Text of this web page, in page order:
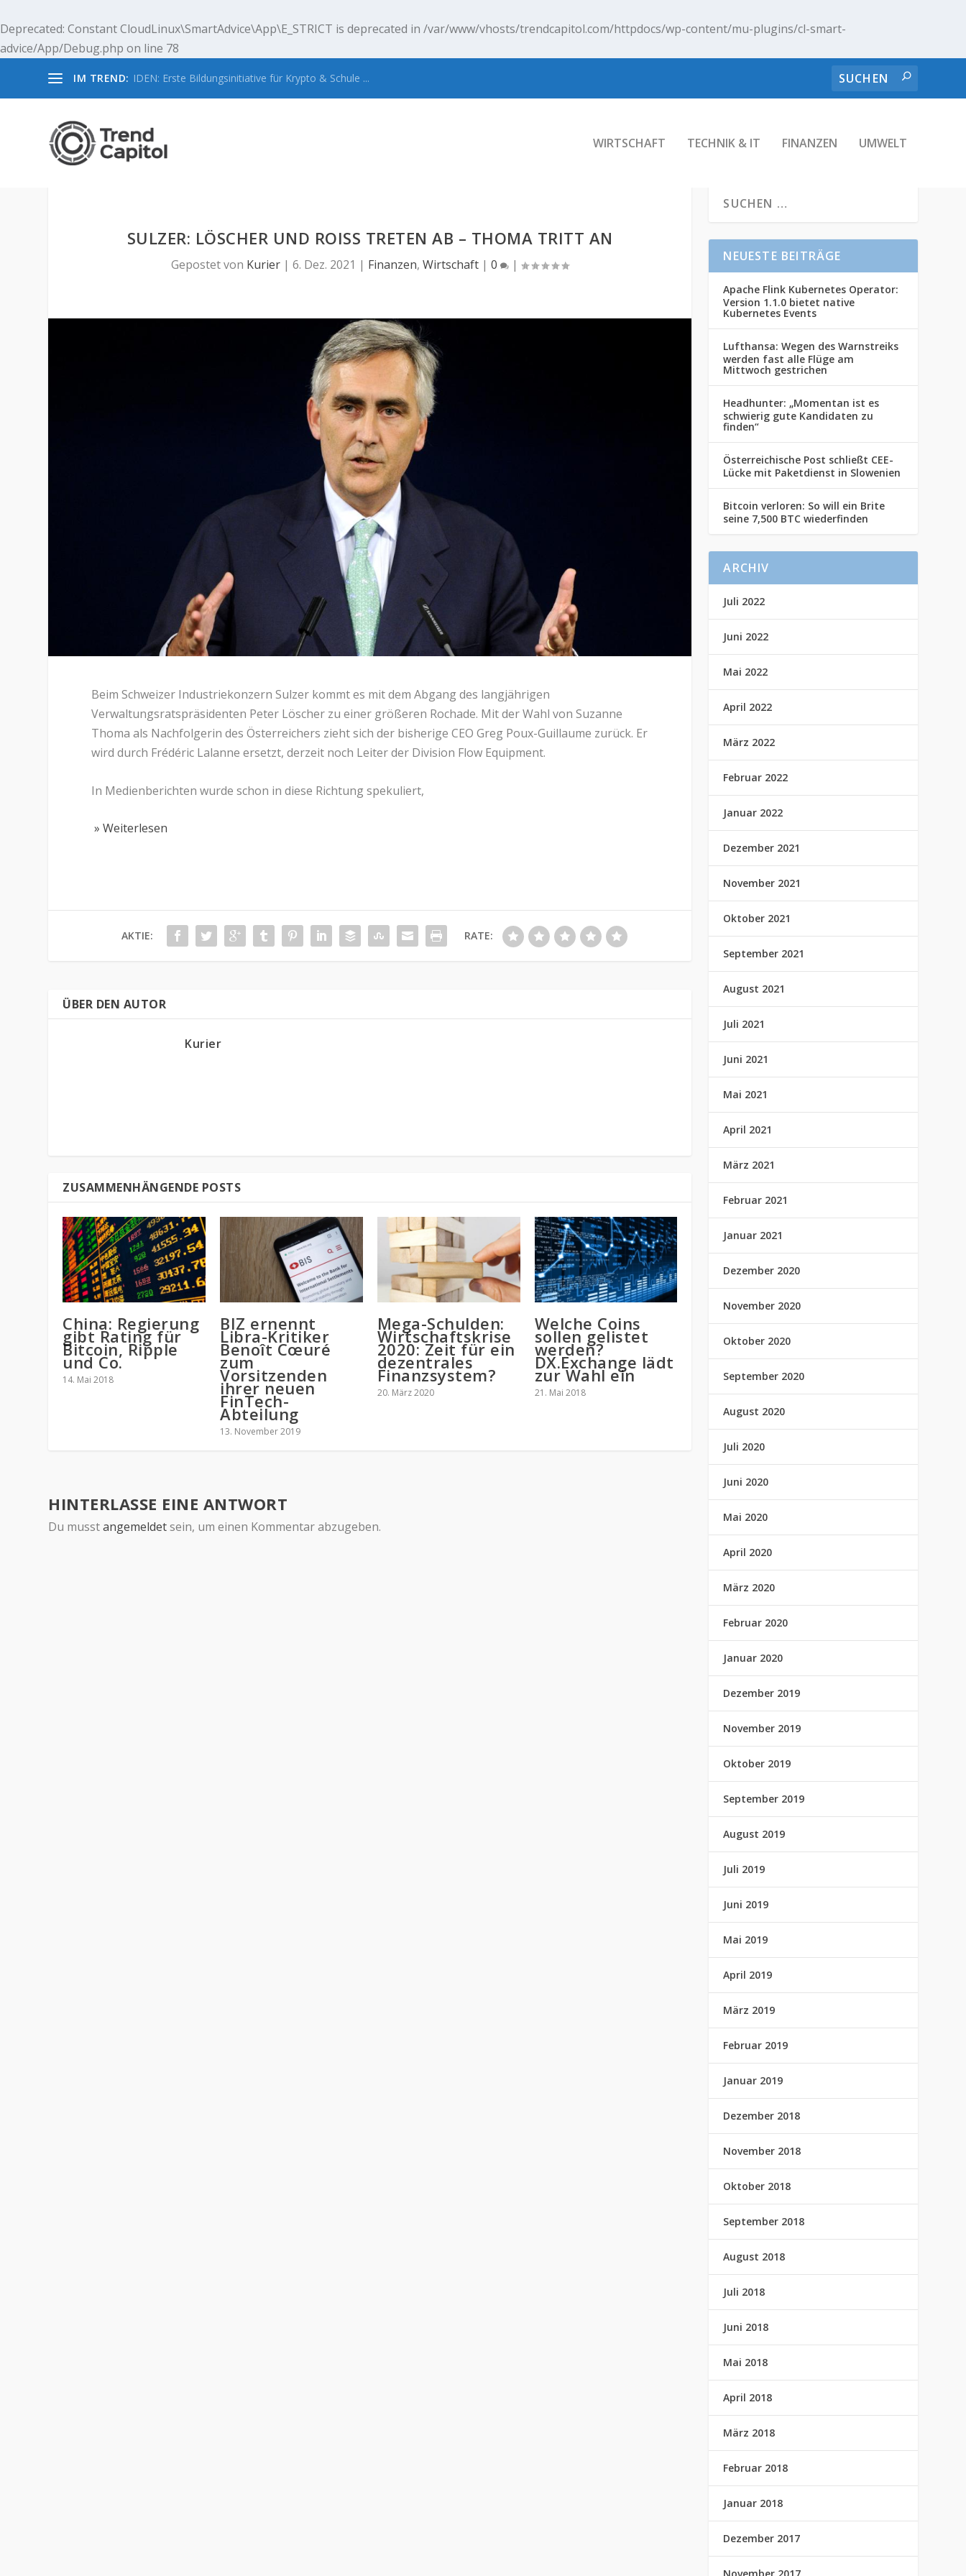
Deprecated: Constant CloudLinux\SmartAdvice\App\E_STRICT is deprecated in /var/www/vhosts/trendcapitol.com/httpdocs/wp-content/mu-plugins/cl-smart-
advice/App/Debug.php on line 78
IM TREND: IDEN: Erste Bildungsinitiative für Krypto & Schule ...
WIRTSCHAFT TECHNIK & IT FINANZEN UMWELT
SULZER: LÖSCHER UND ROISS TRETEN AB – THOMA TRITT AN
Gepostet von Kurier |6. Dez. 2021 | Finanzen,Wirtschaft |0 |
Beim Schweizer Industriekonzern Sulzer kommt es mit dem Abgang des langjährigen
Verwaltungsratspräsidenten Peter Löscher zu einer größeren Rochade. Mit der Wahl von Suzanne
Thoma als Nachfolgerin des Österreichers zieht sich der bisherige CEO Greg Poux-Guillaume zurück. Er
wird durch Frédéric Lalanne ersetzt, derzeit noch Leiter der Division Flow Equipment.
In Medienberichten wurde schon in diese Richtung spekuliert,
» Weiterlesen
AKTIE: RATE:
ÜBER DEN AUTOR
Kurier
ZUSAMMENHÄNGENDE POSTS
China: Regierung
gibt Rating für
Bitcoin, Ripple
und Co.
14. Mai 2018
BIZ ernennt
Libra-Kritiker
Benoît Cœuré
zum
Vorsitzenden
ihrer neuen
FinTech-
Abteilung
13. November 2019
Mega-Schulden:
Wirtschaftskrise
2020: Zeit für ein
dezentrales
Finanzsystem?
20. März 2020
Welche Coins
sollen gelistet
werden?
DX.Exchange lädt
zur Wahl ein
21. Mai 2018
HINTERLASSE EINE ANTWORT
Du musstangemeldetsein, um einen Kommentar abzugeben.
NEUESTE BEITRÄGE
Apache Flink Kubernetes Operator:
Version 1.1.0 bietet native
Kubernetes Events
Lufthansa: Wegen des Warnstreiks
werden fast alle Flüge am
Mittwoch gestrichen
Headhunter: „Momentan ist es
schwierig gute Kandidaten zu
finden“
Österreichische Post schließt CEE-
Lücke mit Paketdienst in Slowenien
Bitcoin verloren: So will ein Brite
seine 7,500 BTC wiederfinden
ARCHIV
Juli 2022
Juni 2022
Mai 2022
April 2022
März 2022
Februar 2022
Januar 2022
Dezember 2021
November 2021
Oktober 2021
September 2021
August 2021
Juli 2021
Juni 2021
Mai 2021
April 2021
März 2021
Februar 2021
Januar 2021
Dezember 2020
November 2020
Oktober 2020
September 2020
August 2020
Juli 2020
Juni 2020
Mai 2020
April 2020
März 2020
Februar 2020
Januar 2020
Dezember 2019
November 2019
Oktober 2019
September 2019
August 2019
Juli 2019
Juni 2019
Mai 2019
April 2019
März 2019
Februar 2019
Januar 2019
Dezember 2018
November 2018
Oktober 2018
September 2018
August 2018
Juli 2018
Juni 2018
Mai 2018
April 2018
März 2018
Februar 2018
Januar 2018
Dezember 2017